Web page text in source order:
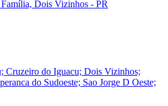
Dois Vizinhos - PR
Cruzeiro do Iguacu; Dois Vizinhos;
do Sudoeste; Sao Jorge D Oeste;